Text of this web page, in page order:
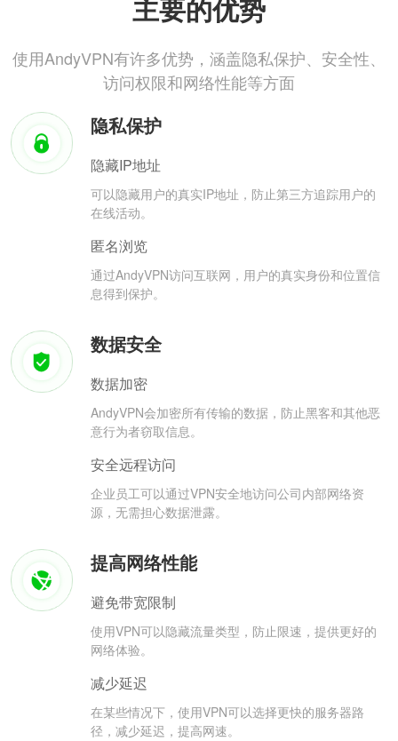
主要的优势
使用AndyVPN有许多优势，涵盖隐私保护、安全性、
访问权限和网络性能等方面
隐私保护
隐藏IP地址
可以隐藏用户的真实IP地址，防止第三方追踪用户的
在线活动。
匿名浏览
通过AndyVPN访问互联网，用户的真实身份和位置信
息得到保护。
数据安全
数据加密
AndyVPN会加密所有传输的数据，防止黑客和其他恶
意行为者窃取信息。
安全远程访问
企业员工可以通过VPN安全地访问公司内部网络资
源，无需担心数据泄露。
提高网络性能
避免带宽限制
使用VPN可以隐藏流量类型，防止限速，提供更好的
网络体验。
减少延迟
在某些情况下，使用VPN可以选择更快的服务器路
径，减少延迟，提高网速。